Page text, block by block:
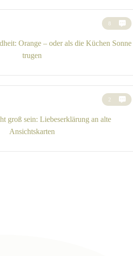
8
Orange – oder als die Küchen Sonne
trugen
2
groß sein: Liebeserklärung an alte
Ansichtskarten